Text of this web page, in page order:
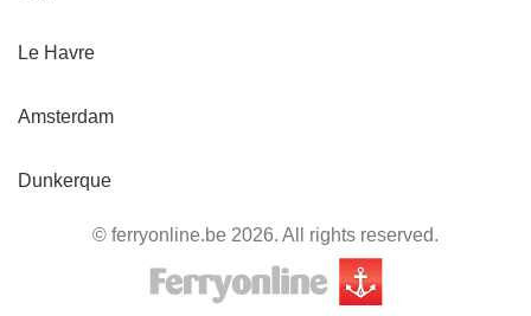
Le Havre
Amsterdam
Dunkerque
© ferryonline.be 2026. All rights reserved.